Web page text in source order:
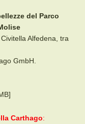
del Parco
Alfedena, tra
GmbH.
Carthago: